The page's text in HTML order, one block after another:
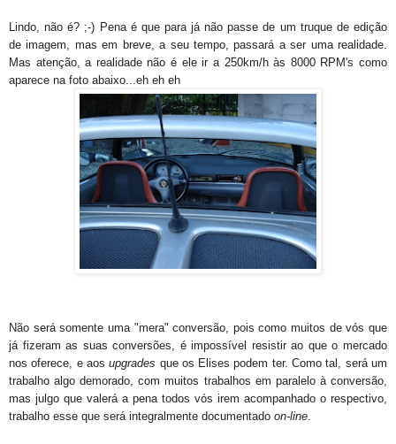
Lindo, não é? ;-) Pena é que para já não passe de um truque de edição
de imagem, mas em breve, a seu tempo, passará a ser uma realidade.
Mas atenção, a realidade não é ele ir a 250km/h às 8000 RPM's como
aparece na foto abaixo...eh eh eh
Não será somente uma "mera" conversão, pois como muitos de vós que
já fizeram as suas conversões, é impossível resistir ao que o mercado
nos oferece, e aosupgrades que os Elises podem ter. Como tal, será um
trabalho algo demorado, com muitos trabalhos em paralelo à conversão,
mas julgo que valerá a pena todos vós irem acompanhado o respectivo,
trabalho esse que será integralmente documentado on-line.